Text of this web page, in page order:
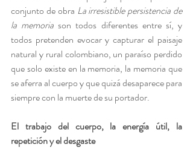
conjunto de obra La irresistible persistencia de
la memoria son todos diferentes entre sí, y
todos pretenden evocar y capturar el paisaje
natural y rural colombiano, un paraíso perdido
que solo existe en la memoria, la memoria que
se aferra al cuerpo y que quizá desaparece para
siempre con la muerte de su portador.
El trabajo del cuerpo, la energía útil, la
repetición y el desgaste